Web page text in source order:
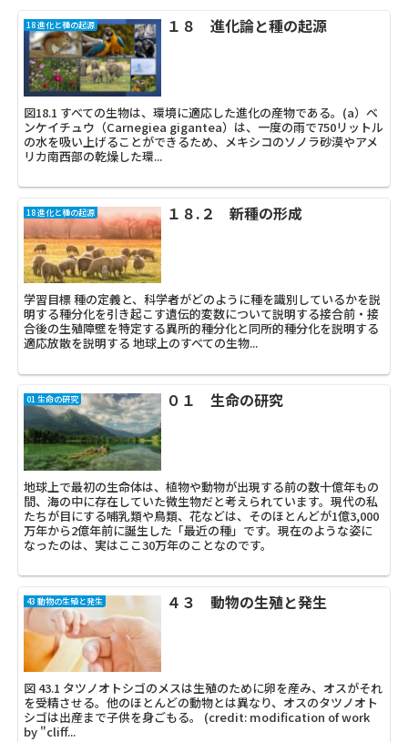
18 進化と種の起源 １８ 進化論と種の起源
図18.1 すべての生物は、環境に適応した進化の産物である。(a）ベ
ンケイチュウ（Carnegiea gigantea）は、一度の雨で750リットル
の水を吸い上げることができるため、メキシコのソノラ砂漠やアメ
リカ南西部の乾燥した環...
18 進化と種の起源 １８.２ 新種の形成
学習目標 種の定義と、科学者がどのように種を識別しているかを説
明する種分化を引き起こす遺伝的変数について説明する接合前・接
合後の生殖障壁を特定する異所的種分化と同所的種分化を説明する
適応放散を説明する 地球上のすべての生物...
01 生命の研究 ０１ 生命の研究
地球上で最初の生命体は、植物や動物が出現する前の数十億年もの
間、海の中に存在していた微生物だと考えられています。現代の私
たちが目にする哺乳類や鳥類、花などは、そのほとんどが1億3,000
万年から2億年前に誕生した「最近の種」です。現在のような姿に
なったのは、実はここ30万年のことなのです。
43 動物の生殖と発生 ４３ 動物の生殖と発生
図 43.1 タツノオトシゴのメスは生殖のために卵を産み、オスがそれ
を受精させる。他のほとんどの動物とは異なり、オスのタツノオト
シゴは出産まで子供を身ごもる。 (credit: modification of work
by "cliff...